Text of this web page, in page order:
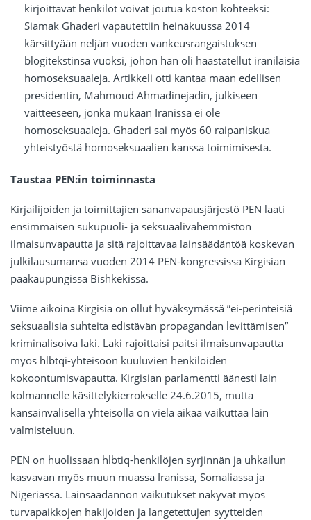
kirjoittavat henkilöt voivat joutua koston kohteeksi:
Siamak Ghaderi vapautettiin heinäkuussa 2014
kärsittyään neljän vuoden vankeusrangaistuksen
blogitekstinsä vuoksi, johon hän oli haastatellut iranilaisia
homoseksuaaleja. Artikkeli otti kantaa maan edellisen
presidentin, Mahmoud Ahmadinejadin, julkiseen
väitteeseen, jonka mukaan Iranissa ei ole
homoseksuaaleja. Ghaderi sai myös 60 raipaniskua
yhteistyöstä homoseksuaalien kanssa toimimisesta.
Taustaa PEN:in toiminnasta
Kirjailijoiden ja toimittajien sananvapausjärjestö PEN laati
ensimmäisen sukupuoli- ja seksuaalivähemmistön
ilmaisunvapautta ja sitä rajoittavaa lainsäädäntöä koskevan
julkilausumansa vuoden 2014 PEN-kongressissa Kirgisian
pääkaupungissa Bishkekissä.
Viime aikoina Kirgisia on ollut hyväksymässä ”ei-perinteisiä
seksuaalisia suhteita edistävän propagandan levittämisen”
kriminalisoiva laki. Laki rajoittaisi paitsi ilmaisunvapautta
myös hlbtqi-yhteisöön kuuluvien henkilöiden
kokoontumisvapautta. Kirgisian parlamentti äänesti lain
kolmannelle käsittelykierrokselle 24.6.2015, mutta
kansainvälisellä yhteisöllä on vielä aikaa vaikuttaa lain
valmisteluun.
PEN on huolissaan hlbtiq-henkilöjen syrjinnän ja uhkailun
kasvavan myös muun muassa Iranissa, Somaliassa ja
Nigeriassa. Lainsäädännön vaikutukset näkyvät myös
turvapaikkojen hakijoiden ja langetettujen syytteiden